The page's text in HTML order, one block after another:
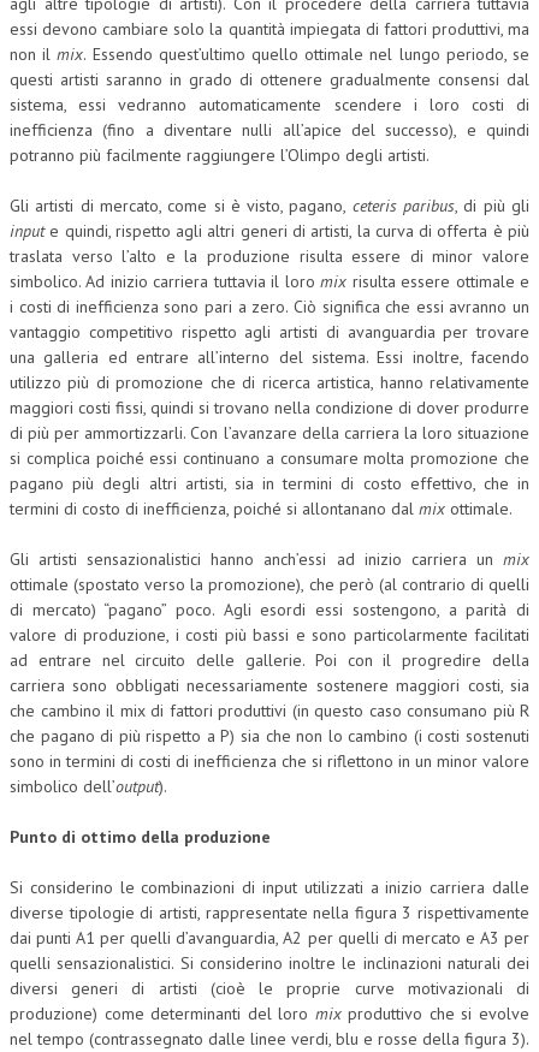
essi devono cambiare solo la quantità impiegata di fattori produttivi, ma
non ilmix. Essendo quest’ultimo quello ottimale nel lungo periodo, se
questi artisti saranno in grado di ottenere gradualmente consensi dal
sistema, essi vedranno automaticamente scendere i loro costi di
inefficienza (fino a diventare nulli all’apice del successo), e quindi
potranno più facilmente raggiungere l’Olimpo degli artisti.
Gli artisti di mercato, come si è visto, pagano, ceteris paribus, di più gli
inpute quindi, rispetto agli altri generi di artisti, la curva di offerta è più
traslata verso l’alto e la produzione risulta essere di minor valore
simbolico. Ad inizio carriera tuttavia il loromix risulta essere ottimale e
i costi di inefficienza sono pari a zero. Ciò significa che essi avranno un
vantaggio competitivo rispetto agli artisti di avanguardia per trovare
una galleria ed entrare all’interno del sistema. Essi inoltre, facendo
utilizzo più di promozione che di ricerca artistica, hanno relativamente
maggiori costi fissi, quindi si trovano nella condizione di dover produrre
di più per ammortizzarli. Con l’avanzare della carriera la loro situazione
si complica poiché essi continuano a consumare molta promozione che
pagano più degli altri artisti, sia in termini di costo effettivo, che in
termini di costo di inefficienza, poiché si allontanano dal mix ottimale.
Gli artisti sensazionalistici hanno anch’essi ad inizio carriera un mix
ottimale (spostato verso la promozione), che però (al contrario di quelli
di mercato) “pagano” poco. Agli esordi essi sostengono, a parità di
valore di produzione, i costi più bassi e sono particolarmente facilitati
ad entrare nel circuito delle gallerie. Poi con il progredire della
carriera sono obbligati necessariamente sostenere maggiori costi, sia
che cambino il mix di fattori produttivi (in questo caso consumano più R
che pagano di più rispetto a P) sia che non lo cambino (i costi sostenuti
sono in termini di costi di inefficienza che si riflettono in un minor valore
simbolico dell’output).
Punto di ottimo della produzione
Si considerino le combinazioni di input utilizzati a inizio carriera dalle
diverse tipologie di artisti, rappresentate nella figura 3 rispettivamente
dai punti A1 per quelli d’avanguardia, A2 per quelli di mercato e A3 per
quelli sensazionalistici. Si considerino inoltre le inclinazioni naturali dei
diversi generi di artisti (cioè le proprie curve motivazionali di
produzione) come determinanti del loro mixproduttivo che si evolve
nel tempo (contrassegnato dalle linee verdi, blu e rosse della figura 3).